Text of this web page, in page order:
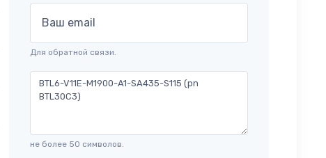
Ваш email
Для обратной связи.
не более 50 символов.